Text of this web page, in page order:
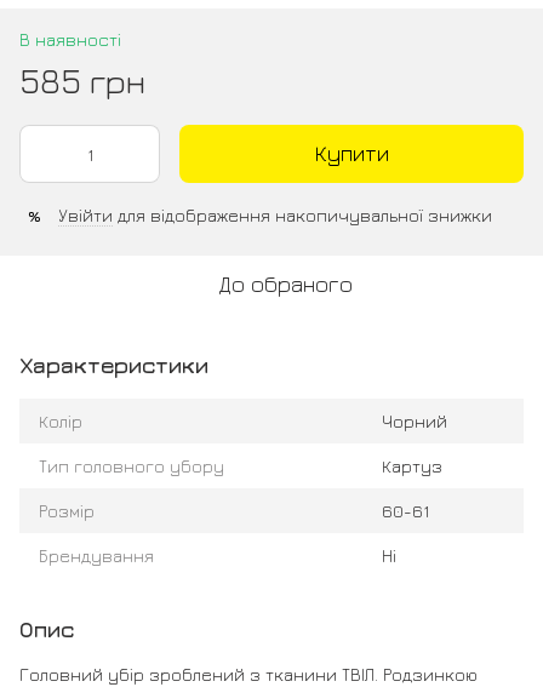
В наявності
585 грн
Купити
% Увійти для відображення накопичувальної знижки
До обраного
Характеристики
Колір Чорний
Тип головного убору Картуз
Розмір 60-61
Брендування Ні
Опис
Головний убір зроблений з тканини ТВІЛ. Родзинкою